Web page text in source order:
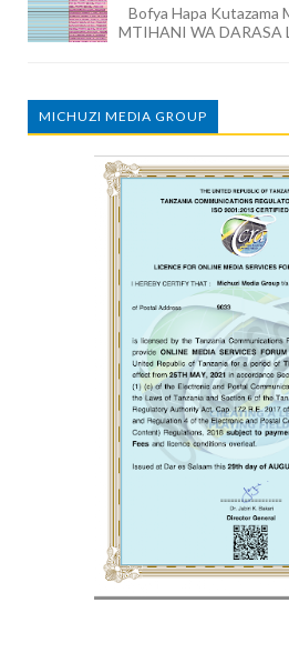
Bofya Hapa Kutazama
MTIHANI WA DARASA
MICHUZI MEDIA GROUP